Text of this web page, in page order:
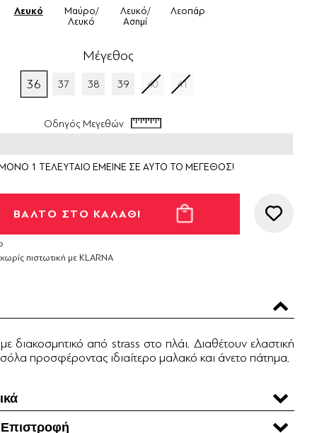
Λευκό
Μαύρο/
Λευκό
Λευκό/
Ασημί
Λεοπάρ
Μέγεθος
36 37 38 39 40 41
Οδηγός Μεγεθών
ΜΟΝΟ 1 ΤΕΛΕΥΤΑΙΟ ΕΜΕΙΝΕ ΣΕ ΑΥΤΟ ΤΟ ΜΕΓΕΘΟΣ!
πιστωτική με KLARNA
διακοσμητικό από strass στο πλάι. Διαθέτουν ελαστική
σόλα προσφέροντας ιδιαίτερο μαλακό και άνετο πάτημα.